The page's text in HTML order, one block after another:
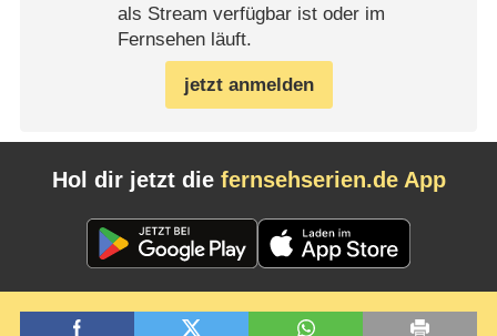
als Stream verfügbar ist oder im
Fernsehen läuft.
jetzt anmelden
Hol dir jetzt die fernsehserien.de App